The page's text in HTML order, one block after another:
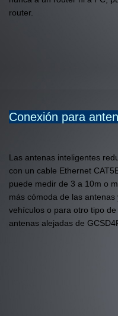
router.
Conexión para
Las antenas inteligentes
con un cable Ethernet
puede medir de 3 a 10m o
más cómoda de las
vehículos o para otro tipo
antenas alejadas de